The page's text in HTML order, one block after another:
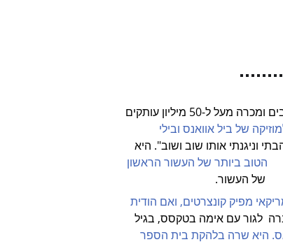
הזמרת וכותבת השירים האלגנטית והאותנטית נורה ג'ונס (1979)                                                      זכתה בפרסי מוזיקה רבים ומכרה מעל ל-50 מיליון עותקים
של ביל אוואנס ובילי
וניגנתי אותו שוב ושוב". היא
הטוב ביותר של העשור הראשון
מפיק קונצרטים, ואם הודית
היא שרה בלהקת בית הספר